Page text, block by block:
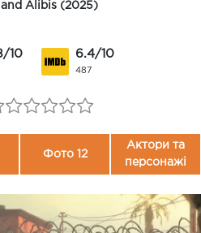
and Alibis (2025)
10 6.4/10
487
Фото 12
Актори та
персонажі